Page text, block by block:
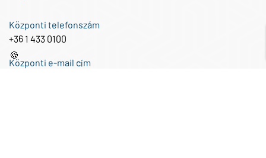
Központi telefonszám
+36 1 433 0100
Központi e-mail cím
🍪